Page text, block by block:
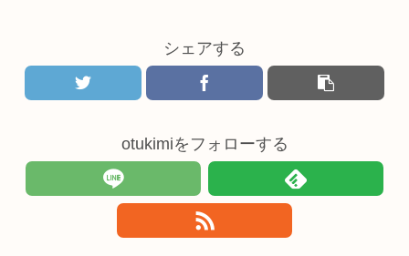
シェアする
otukimiをフォローする